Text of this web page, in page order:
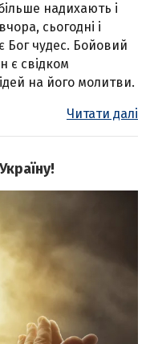
надихають і
сьогодні і
Бог чудес. Бойовий
є свідком
на його молитви.
Читати далі